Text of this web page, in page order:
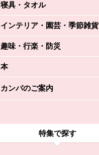
寝具・タオル
インテリア・園芸・季節雑貨
趣味・行楽・防災
本
カンパのご案内
特集で探す